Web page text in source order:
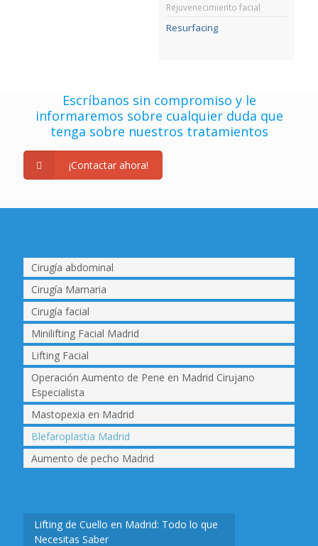
Rejuvenecimiento facial
Resurfacing
Escríbanos sin compromiso y le
informaremos sobre cualquier duda que
tenga sobre nuestros tratamientos
¡Contactar ahora!
Cirugía abdominal
Cirugía Mamaria
Cirugía facial
Minilifting Facial Madrid
Lifting Facial
Operación Aumento de Pene en Madrid Cirujano
Especialista
Mastopexia en Madrid
Blefaroplastia Madrid
Aumento de pecho Madrid
Lifting de Cuello en Madrid: Todo lo que
Necesitas Saber